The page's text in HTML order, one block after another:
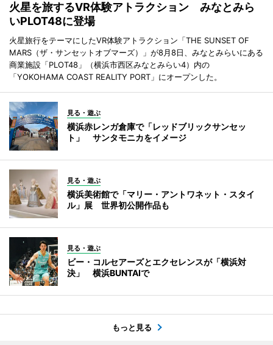
火星を旅するVR体験アトラクション みなとみら
いPLOT48に登場
火星旅行をテーマにしたVR体験アトラクション「THE SUNSET OF
MARS（ザ・サンセットオブマーズ）」が8月8日、みなとみらいにある
商業施設「PLOT48」（横浜市西区みなとみらい4）内の
「YOKOHAMA COAST REALITY PORT」にオープンした。
見る・遊ぶ
横浜赤レンガ倉庫で「レッドブリックサンセッ
ト」 サンタモニカをイメージ
見る・遊ぶ
横浜美術館で「マリー・アントワネット・スタイ
ル」展 世界初公開作品も
見る・遊ぶ
ビー・コルセアーズとエクセレンスが「横浜対
決」 横浜BUNTAIで
もっと見る